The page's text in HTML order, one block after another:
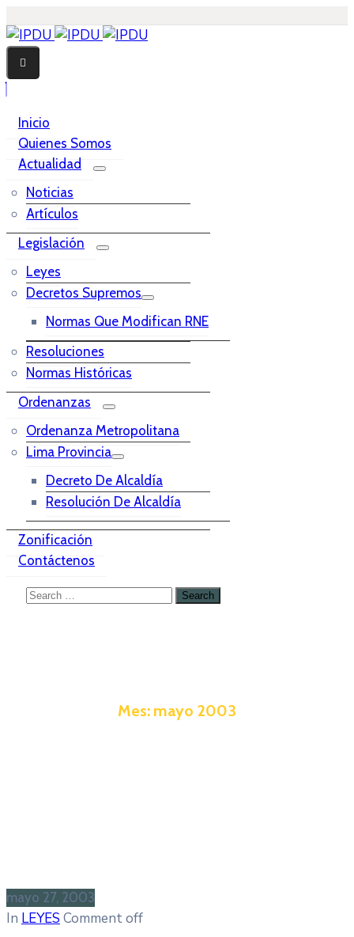
Inicio
Quienes Somos
Actualidad
Noticias
Artículos
Legislación
Leyes
Decretos Supremos
Normas Que Modifican RNE
Resoluciones
Normas Históricas
Ordenanzas
Ordenanza Metropolitana
Lima Provincia
Decreto De Alcaldía
Resolución De Alcaldía
Zonificación
Contáctenos
Mes: mayo 2003
mayo 27, 2003
In LEYES Comment off